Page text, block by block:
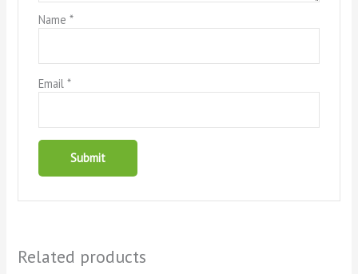
Name *
Email *
Related products